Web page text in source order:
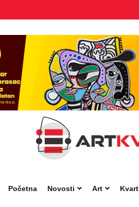
Početna
Novosti Art Kvart